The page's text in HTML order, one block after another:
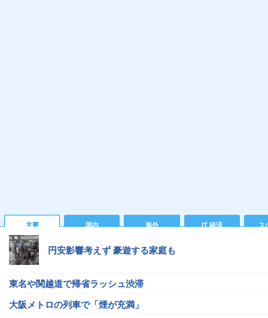
主要 国内 海外 IT 経済 ス
円安影響考えず 豪遊する家庭も
東名や関越道で帰省ラッシュ渋滞
大阪メトロの列車で「煙が充満」